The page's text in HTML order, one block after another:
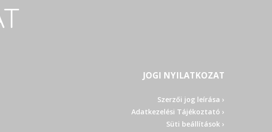
JOGI NYILATKOZAT
Szerzői jog leírása ›
Adatkezelési Tájékoztató ›
Süti beállítások ›